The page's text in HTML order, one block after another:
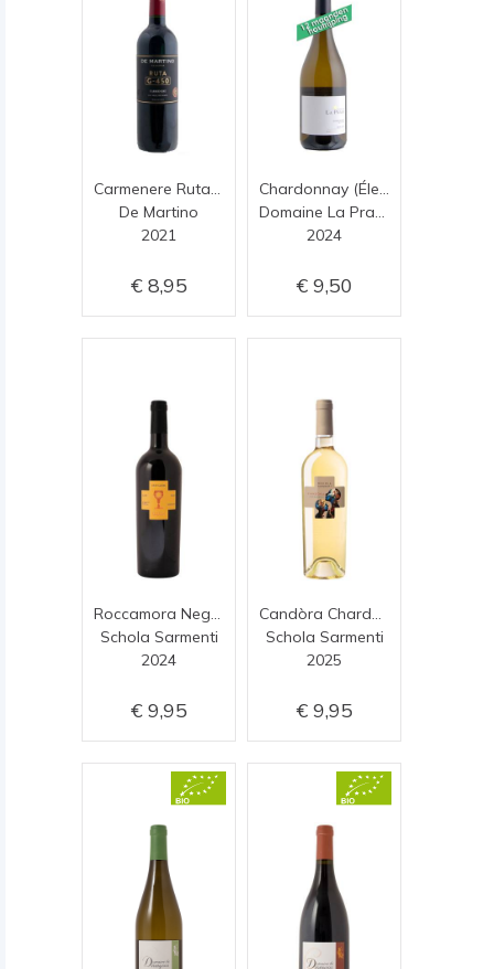
De Martino
2021
8,95
2024
9,50
Schola Sarmenti
2024
9,95
Schola Sarmenti
2025
9,95